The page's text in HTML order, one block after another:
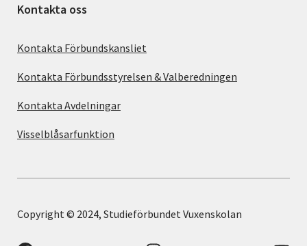
Kontakta oss
Kontakta Förbundskansliet
Kontakta Förbundsstyrelsen & Valberedningen
Kontakta Avdelningar
Visselblåsarfunktion
Copyright © 2024, Studieförbundet Vuxenskolan